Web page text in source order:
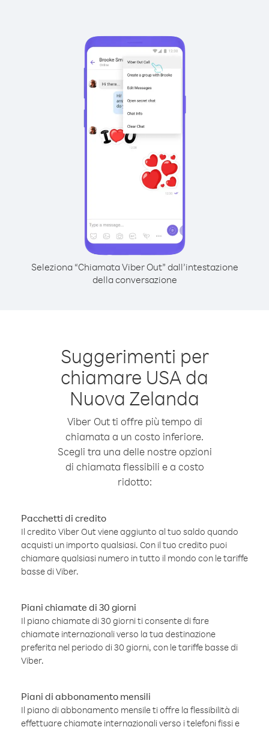
Seleziona “Chiamata Viber Out” dall’intestazione
della conversazione
Suggerimenti per
chiamare USA da
Nuova Zelanda
Viber Out ti offre più tempo di
chiamata a un costo inferiore.
Scegli tra una delle nostre opzioni
di chiamata flessibili e a costo
ridotto:
Pacchetti di credito
Il credito Viber Out viene aggiunto al tuo saldo quando
acquisti un importo qualsiasi. Con il tuo credito puoi
chiamare qualsiasi numero in tutto il mondo con le tariffe
basse di Viber.
Piani chiamate di 30 giorni
Il piano chiamate di 30 giorni ti consente di fare
chiamate internazionali verso la tua destinazione
preferita nel periodo di 30 giorni, con le tariffe basse di
Viber.
Piani di abbonamento mensili
Il piano di abbonamento mensile ti offre la flessibilità di
effettuare chiamate internazionali verso i telefoni fissi e